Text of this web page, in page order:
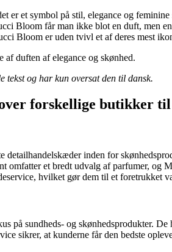
er et symbol på stil, elegance og
Bloom får man ikke blot en duft, men
Bloom er uden tvivl et af deres mest
duften af elegance og skønhed.
og har kun oversat den til dansk.
forskellige butikker
detailhandelskæder inden for
omfatter et bredt udvalg af parfumer, og
hvilket gør dem til et foretrukket
på sundheds- og skønhedsprodukter.
sikrer, at kunderne får den bedste